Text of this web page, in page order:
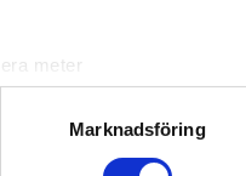
meter
. Du kan ändra
Marknadsföring